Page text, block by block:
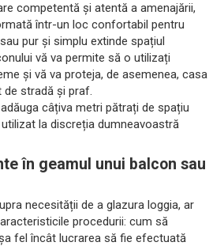
competentă și atentă a amenajării,
într-un loc confortabil pentru
pur și simplu extinde spațiul
vă va permite să o utilizați
și vă va proteja, de asemenea, casa
stradă și praf.
câțiva metri pătrați de spațiu
la discreția dumneavoastră
în geamul unui balcon sau
necesității de a glazura loggia, ar
procedurii: cum să
fel încât lucrarea să fie efectuată